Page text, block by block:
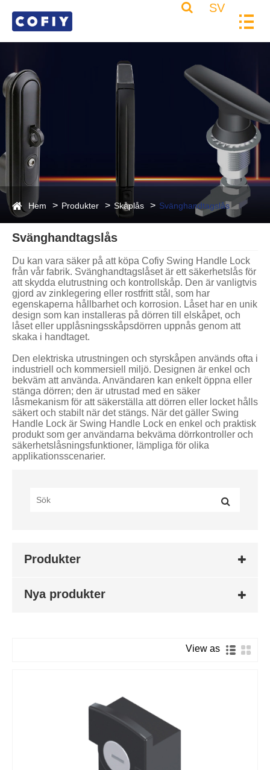
SV
Hem Produkter Skåplås Svänghandtagslås
Svänghandtagslås
Du kan vara säker på att köpa Cofiy Swing Handle Lock
från vår fabrik. Svänghandtagslåset är ett säkerhetslås för
att skydda elutrustning och kontrollskåp. Den är vanligtvis
gjord av zinklegering eller rostfritt stål, som har
egenskaperna hållbarhet och korrosion. Låset har en unik
design som kan installeras på dörren till elskåpet, och
låset eller upplåsningsskåpsdörren uppnås genom att
skaka i handtaget.
Den elektriska utrustningen och styrskåpen används ofta i
industriell och kommersiell miljö. Designen är enkel och
bekväm att använda. Användaren kan enkelt öppna eller
stänga dörren; den är utrustad med en säker
låsmekanism för att säkerställa att dörren eller locket hålls
säkert och stabilt när det stängs. När det gäller Swing
Handle Lock är Swing Handle Lock en enkel och praktisk
produkt som ger användarna bekväma dörrkontroller och
säkerhetslåsningsfunktioner, lämpliga för olika
applikationsscenarier.
Produkter
Nya produkter
View as